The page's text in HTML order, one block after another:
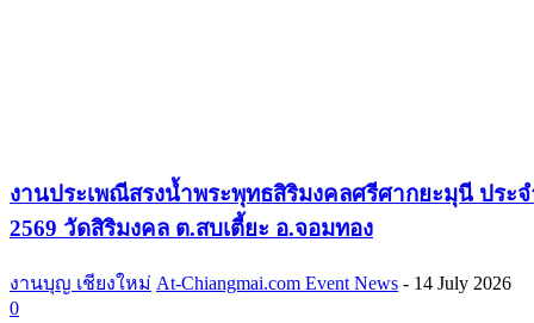
งานประเพณีสรงน้ำพระพุทธสิริมงคลศรีศากยะมุนี ประ
2569 วัดสิริมงคล ต.สบเตี้ยะ อ.จอมทอง
งานบุญ เชียงใหม่ At-Chiangmai.com Event News - 14 July 2026
0